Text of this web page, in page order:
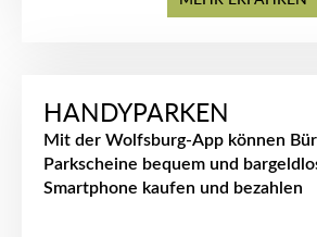
HANDYPARKEN
Mit der Wolfsburg-App können
Parkscheine bequem und
Smartphone kaufen und bezahlen